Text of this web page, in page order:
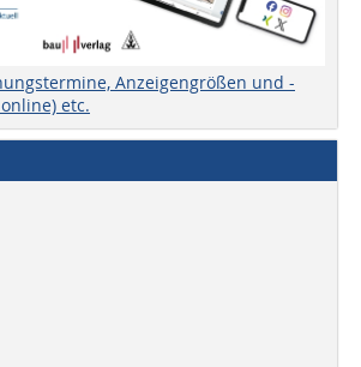
Anzeigengrößen und -
etc.